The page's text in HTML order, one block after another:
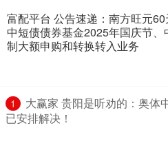
富配平台 公告速递：南方旺元
中短债债券基金2025年国庆节、
制大额申购和转换转入业务
1
大赢家 贵阳是听劝的：奥体
已安排解决！